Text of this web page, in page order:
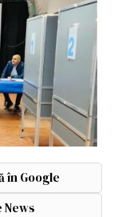
în Google
News